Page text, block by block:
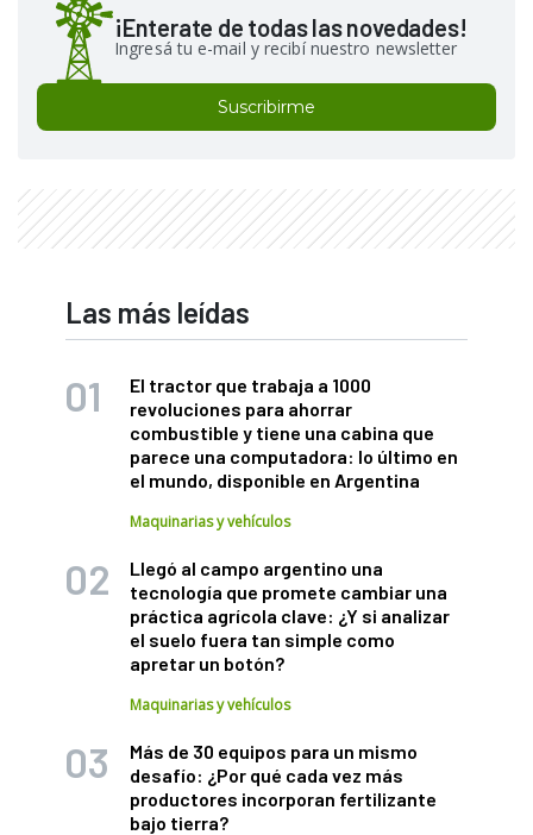
¡Enterate de todas las novedades!
Ingresá tu e-mail y recibí nuestro newsletter
Suscribirme
Las más leídas
El tractor que trabaja a 1000
revoluciones para ahorrar
combustible y tiene una cabina que
parece una computadora: lo último en
el mundo, disponible en Argentina
Maquinarias y vehículos
Llegó al campo argentino una
tecnología que promete cambiar una
práctica agrícola clave: ¿Y si analizar
el suelo fuera tan simple como
apretar un botón?
Maquinarias y vehículos
Más de 30 equipos para un mismo
desafío: ¿Por qué cada vez más
productores incorporan fertilizante
bajo tierra?